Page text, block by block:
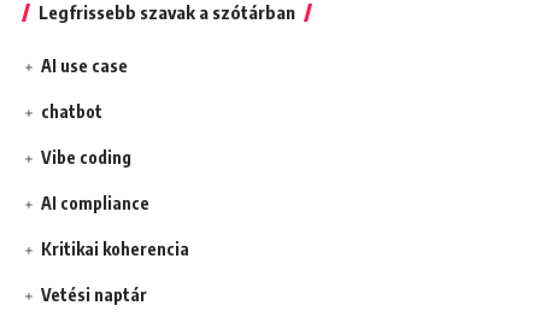
Legfrissebb szavak a szótárban
AI use case
chatbot
Vibe coding
AI compliance
Kritikai koherencia
Vetési naptár